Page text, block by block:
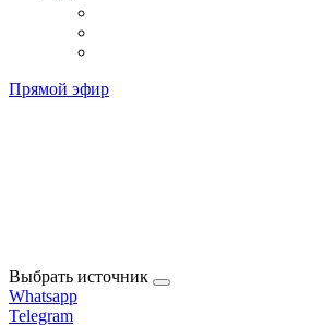
Прямой эфир
Выбрать источник
Whatsapp
Telegram